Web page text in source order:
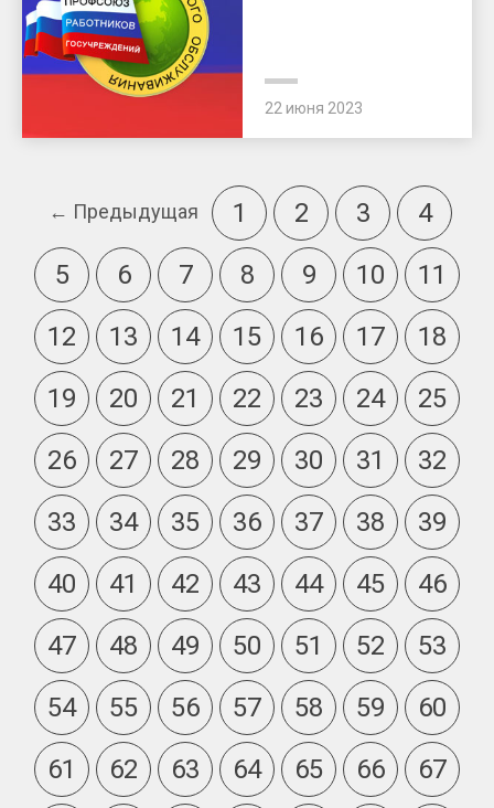
22 июня 2023
← Предыдущая 1 2 3
4
5
6 7 8 9 10
11
12
13 14 15 16 17
18
19
20 21 22 23 24
25
26
27 28 29 30 31
32
33
34 35 36 37 38
39
40
41 42 43 44 45
46
47
48 49 50 51 52
53
54
55 56 57 58 59
60
61
62 63 64 65 66
67